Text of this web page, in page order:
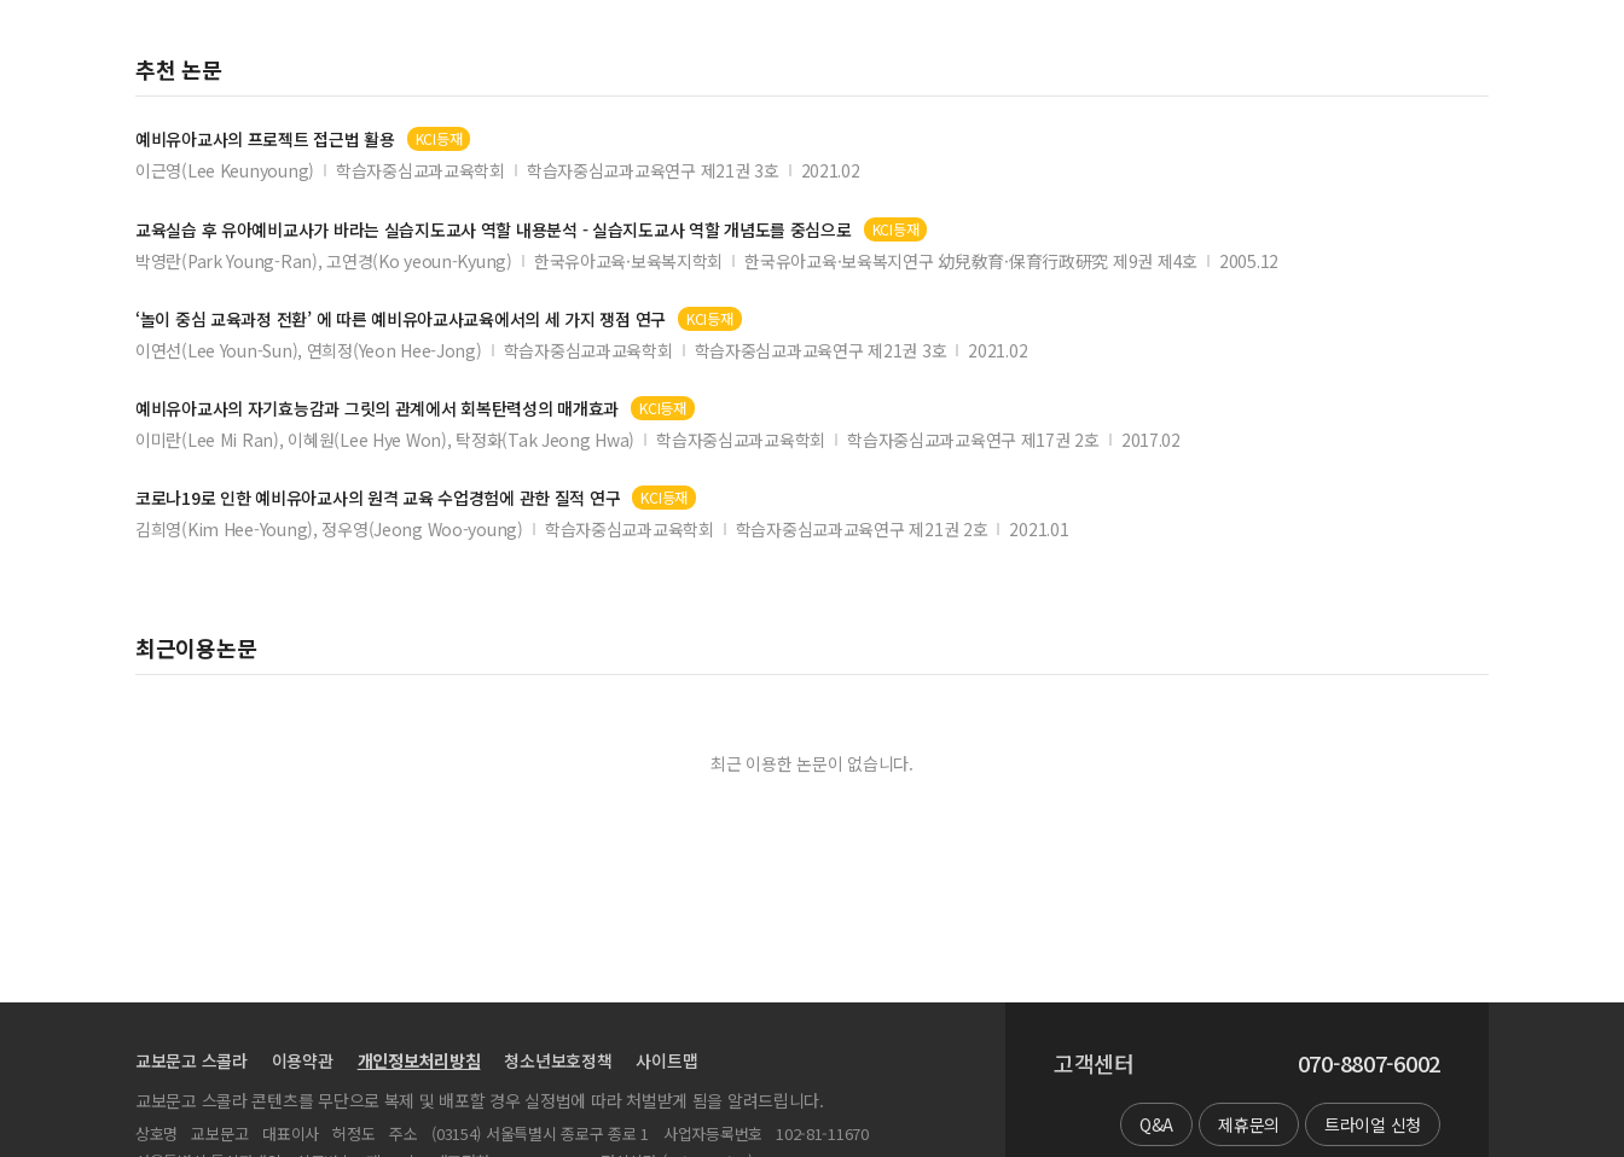
근대 주의(主意)주의 음악미학의 사연과 의미
학교폭력 문제의 대응을 위한 학교전담경찰관과 교사 간의 역할경계와 관계정립
라즈베리파이3 활용 IoT 교육과정 핵심요소 도출을 위한 한국의 상용 서비스 현황 고찰
유아교육과에서 예비유아교사의 교사 되어감에 대한 질적 연구
혹서기 건설안전을 위한 건설작업 온도지수 개선
지상으로 내려 온 천국 -무갈 샤자한 시대 정원의 상징성-
음악적 리터러시 함양을 위한 음악교과 핵심 역량 탐색
스마트 토이 분류와 개념
음향특성을 통한 수박상태 판별에 관한 연구
청소년의 주말 수면시간과 자살생각과의 관련성
지중해 지역에서 발생한 테러들의 국가별 및 유형별 분석
의료서비스에 있어서 시장지향성의 선·후행변수에 관한 연구
포크너의 소설과 유머중재
생활주기에 따른 현재와 미래 주거선택 요인
동절기 고속철도 차량 출입문 개방시 출입문 주변 온도 및 풍속 변화 연구
추천 논문
예비유아교사의 프로젝트 접근법 활용 KCI등재
이근영(Lee Keunyoung) 학습자중심교과교육학회 학습자중심교과교육연구 제21권 3호 2021.02
교육실습 후유아예비교사가 바라는 실습지도교사 역할 내용분석 - 실습지도교사역할 개념도를 중심으로 KCI등재
박영란(Park Young-Ran), 고연경(Ko yeoun-Kyung) 한국유아교육·보육복지학회 한국유아교육·보육복지연구 幼兒敎育·保育行政硏究 제9권 제4호 2005.12
‘놀이 중심 교육과정 전환’ 에 따른예비유아교사교육에서의 세 가지 쟁점 연구 KCI등재
이연선(Lee Youn-Sun), 연희정(Yeon Hee-Jong) 학습자중심교과교육학회 학습자중심교과교육연구 제21권 3호 2021.02
예비유아교사의 자기효능감과 그릿의 관계에서 회복탄력성의 매개효과 KCI등재
이미란(Lee Mi Ran), 이혜원(Lee Hye Won), 탁정화(Tak Jeong Hwa) 학습자중심교과교육학회 학습자중심교과교육연구 제17권 2호 2017.02
코로나19로 인한예비유아교사의 원격 교육 수업경험에 관한 질적 연구 KCI등재
김희영(Kim Hee-Young), 정우영(Jeong Woo-young) 학습자중심교과교육학회 학습자중심교과교육연구 제21권 2호 2021.01
최근이용논문
최근 이용한 논문이 없습니다.
교보문고 스콜라 이용약관 개인정보처리방침 청소년보호정책
사이트맵
교보문고 스콜라 콘텐츠를 무단으로 복제 및 배포할 경우 실정법에 따라 처벌받게 됨을 알려드립니다.
상호명 교보문고 대표이사 허정도 주소 (03154) 서울특별시 종로구 종로 1 사업자등록번호
102-81-11670
고객센터 070-8807-6002
Q&A 제휴문의 트라이얼 신청